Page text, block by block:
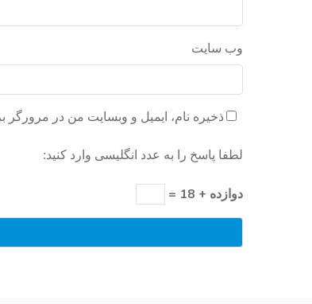
وب‌ سایت
ذخیره نام، ایمیل و وبسایت من در مرورگر
لطفا پاسخ را به عدد انگلیسی وارد کنید:
دوازده + 18 =